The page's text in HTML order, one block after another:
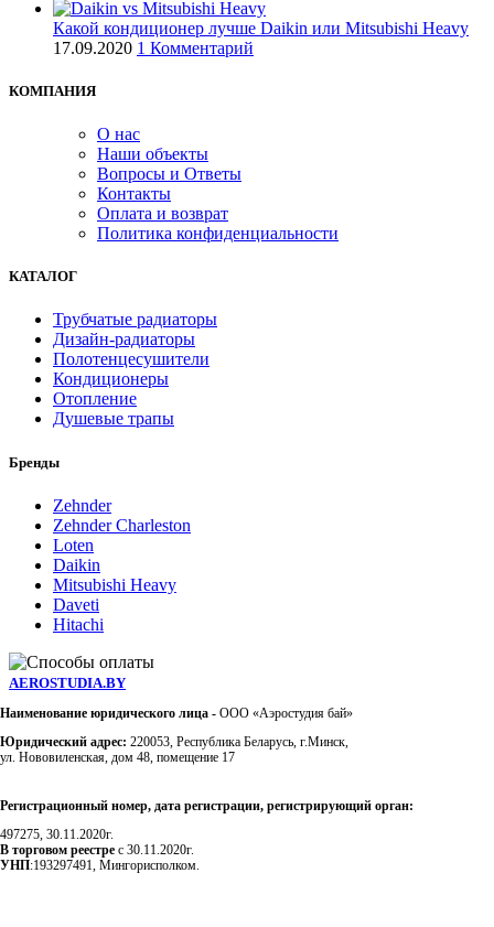
Какой кондиционер лучше Daikin или Mitsubishi Heavy
17.09.2020 1 Комментарий
КОМПАНИЯ
О нас
Наши объекты
Вопросы и Ответы
Контакты
Оплата и возврат
Политика конфиденциальности
КАТАЛОГ
Трубчатые радиаторы
Дизайн-радиаторы
Полотенцесушители
Кондиционеры
Отопление
Душевые трапы
Бренды
Zehnder
Zehnder Charleston
Loten
Daikin
Mitsubishi Heavy
Daveti
Hitachi
AEROSTUDIA.BY
Наименование юридического лица - ООО «Аэростудия бай»
Юридический адрес: 220053, Республика Беларусь, г.Минск,
ул. Нововиленская, дом 48, помещение 17
Регистрационный номер, дата регистрации, регистрирующий орган:
497275, 30.11.2020г.
В торговом реестре с 30.11.2020г.
УНП:193297491, Мингорисполком.